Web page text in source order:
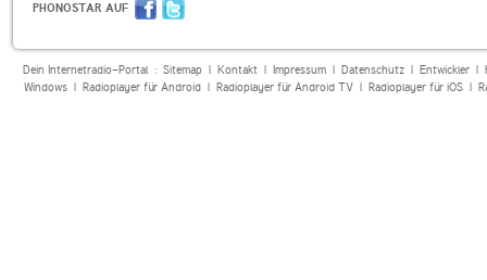
PHONOSTAR AUF
Dein Internetradio-Portal : Sitemap| Kontakt| Impressum| Datenschutz| Entwickler|
Windows| Radioplayer für Android| Radioplayer für Android TV| Radioplayer für iOS|